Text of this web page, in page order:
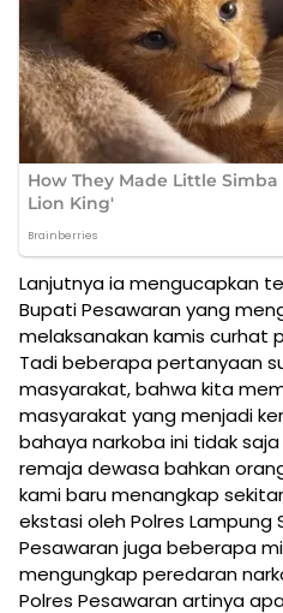
Lanjutnya ia mengucapkan
Bupati Pesawaran yang
melaksanakan kamis curhat
Tadi beberapa pertanyaan
masyarakat, bahwa kita
masyarakat yang menjadi
bahaya narkoba ini tidak
remaja dewasa bahkan
kami baru menangkap
ekstasi oleh Polres Lampung
Pesawaran juga beberapa
mengungkap peredaran
Polres Pesawaran artinya